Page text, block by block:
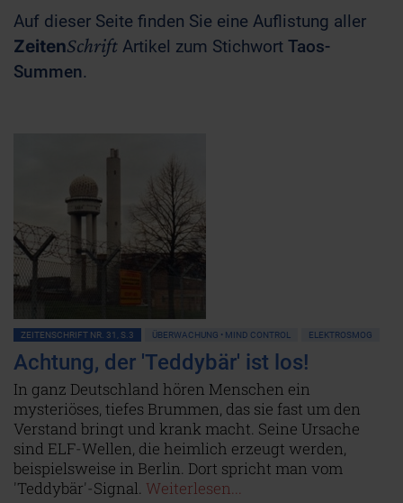
Auf dieser Seite finden Sie eine Auflistung aller
ZeitenSchrift Artikel zum Stichwort Taos-
Summen.
ZEITENSCHRIFT NR. 31, S.3 ÜBERWACHUNG • MIND CONTROL ELEKTROSMOG
Achtung, der 'Teddybär' ist los!
In ganz Deutschland hören Menschen ein
mysteriöses, tiefes Brummen, das sie fast um den
Verstand bringt und krank macht. Seine Ursache
sind ELF-Wellen, die heimlich erzeugt werden,
beispielsweise in Berlin. Dort spricht man vom
'Teddybär'-Signal. Weiterlesen...